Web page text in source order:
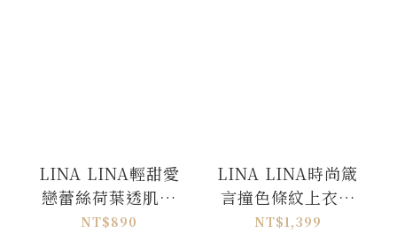
LINA LINA輕甜愛
戀蕾絲荷葉透肌壓
褶排釦上衣-柔粉紫
NT$890
LINA LINA時尚箴
言撞色條紋上衣長
褲兩件組-藍X白
NT$1,399